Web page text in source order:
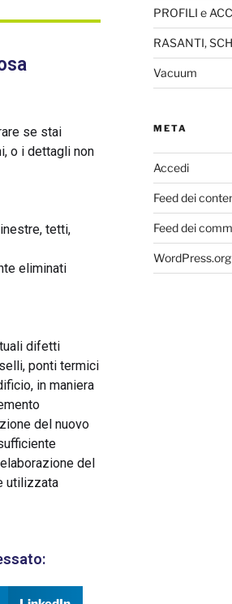
se stai
o i dettagli non
tetti,
eliminati
difetti
ponti termici
in maniera
del nuovo
del
utilizzata
PROFILI e
RASANTI,
Vacuum
META
Accedi
Feed dei
Feed dei
WordPress.org